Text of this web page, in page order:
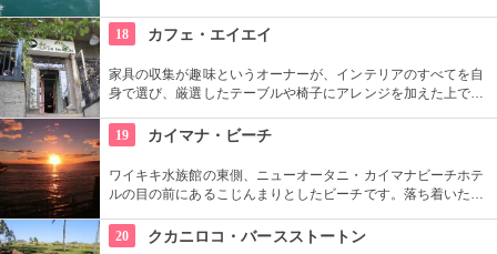
いそう。バーベキューやフラ、ウクレレ演奏など、嬉しいおも
てなしも。
18 カフェ・エイエイ
家具の収集が趣味というオーナーが、インテリアのすべてを自
身で選び、厳選したテーブルや椅子にアレンジを加えた上で店
併設しています。そんな広くオシャレな店内ではコーヒーやス
イーツ、サンドイッチなども頂けます。
19 カイマナ・ビーチ
ワイキキ水族館の東側、ニューオータニ・カイマナビーチホテ
ルの目の前にあるこじんまりとしたビーチです。落ち着いた雰
すぐ横には終戦記念プールもあります。
20 クカニロコ・バースストートン